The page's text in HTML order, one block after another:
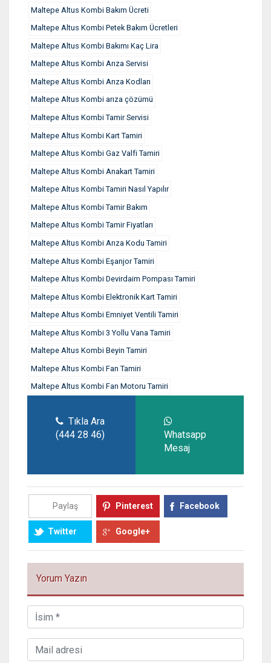
Maltepe Altus Kombi Bakım Ücreti
Maltepe Altus Kombi Petek Bakım Ücretleri
Maltepe Altus Kombi Bakımı Kaç Lira
Maltepe Altus Kombi Arıza Servisi
Maltepe Altus Kombi Arıza Kodları
Maltepe Altus Kombi arıza çözümü
Maltepe Altus Kombi Tamir Servisi
Maltepe Altus Kombi Kart Tamiri
Maltepe Altus Kombi Gaz Valfi Tamiri
Maltepe Altus Kombi Anakart Tamiri
Maltepe Altus Kombi Tamiri Nasıl Yapılır
Maltepe Altus Kombi Tamir Bakım
Maltepe Altus Kombi Tamir Fiyatları
Maltepe Altus Kombi Arıza Kodu Tamiri
Maltepe Altus Kombi Eşanjor Tamiri
Maltepe Altus Kombi Devirdaim Pompası Tamiri
Maltepe Altus Kombi Elektronik Kart Tamiri
Maltepe Altus Kombi Emniyet Ventili Tamiri
Maltepe Altus Kombi 3 Yollu Vana Tamiri
Maltepe Altus Kombi Beyin Tamiri
Maltepe Altus Kombi Fan Tamiri
Maltepe Altus Kombi Fan Motoru Tamiri
Tıkla Ara
(444 28 46)
Whatsapp
Mesaj
Paylaş Pinterest Facebook
Twitter Google+
Yorum Yazın